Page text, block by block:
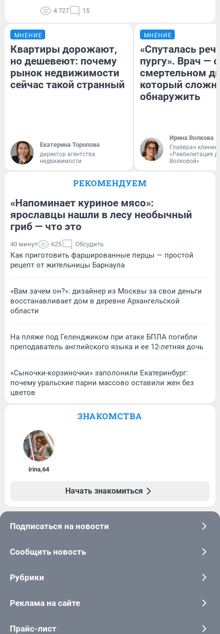
4 727 15
МНЕНИЕ
Квартиры дорожают,
но дешевеют: почему
рынок недвижимости
сейчас такой странный
Екатерина Торопова
директор агентства
недвижимости
МНЕНИЕ
«Спуталась
пургу». Врач — о
смертельном
который
обнаружить
Ирина Волкова
Главврач
«Реабилитация
Волковой»
РЕКОМЕНДУЕМ
«Напоминает куриное мясо»:
ярославцы нашли в лесу необычный
гриб — что это
40 минут 625 Обсудить
Как приготовить фаршированные перцы — простой
рецепт от жительницы Барнаула
«Вам зачем он?»: дизайнер из Москвы за свои деньги
восстанавливает дом в деревне Архангельской
области
На пляже под Геленджиком при атаке БПЛА погибли
преподаватель английского языка и ее 12-летняя дочь
«Сыночки-корзиночки» заполонили Екатеринбург:
почему уральские парни массово оставили жен без
цветов
ЗНАКОМСТВА
irina,64
Начать знакомиться
Подписаться на новости
Сообщить новость
Рубрики
Реклама на сайте
Прайс-лист